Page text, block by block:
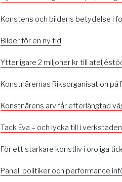
Konstens och bildens betydelse i
Bilder för en ny tid
Ytterligare 2 miljoner kr till
Konstnärernas Riksorganisation på
Konstnärens arv får efterlängtad
Tack Eva – och lycka till i
För ett starkare konstliv i oroliga
Panel, politiker och performance